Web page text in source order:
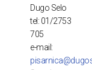
Dugo Selo
tel: 01/2753
705
e-mail: